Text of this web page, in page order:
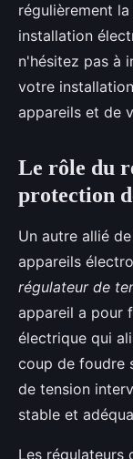
régulièrement
installation
n'hésitez pas à
votre
appareils et de
Le rôle du
protection
Un autre allié
appareils
régulateur de
appareil a pour
électrique qui
coup de foudre
de tension
stable et
Les régulateurs